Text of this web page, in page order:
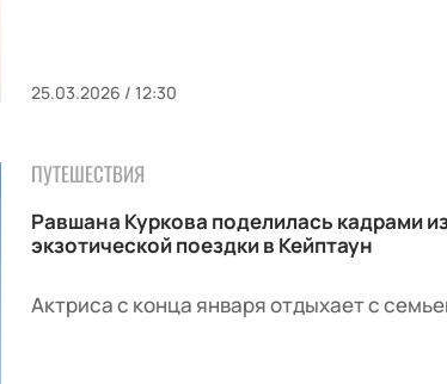
25.03.2026 / 12:30
ПУТЕШЕСТВИЯ
Равшана Куркова поделилась кадрами
экзотической поездки в Кейптаун
Актриса с конца января отдыхает с